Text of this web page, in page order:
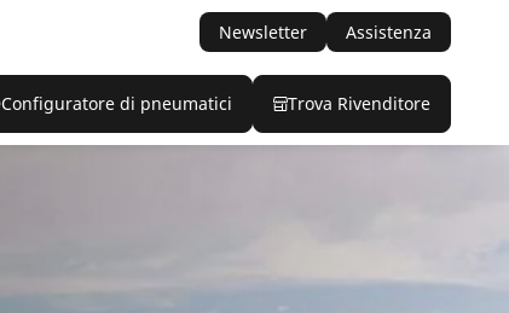
Newsletter Assistenza
Configuratore di pneumatici Trova Rivenditore